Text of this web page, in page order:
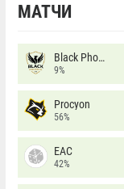
МАТЧИ
Black Phoenix
9%
Procyon
56%
EAC
42%